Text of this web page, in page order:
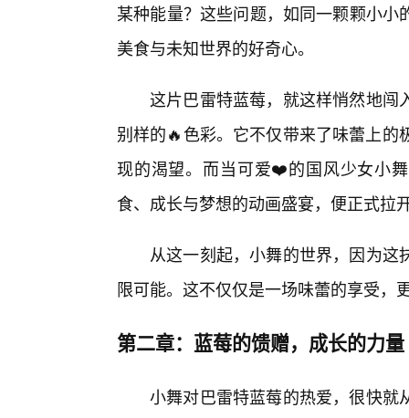
某种能量？这些问题，如同一颗颗小
美食与未知世界的好奇心。
这片巴雷特蓝莓，就这样悄然地闯
别样的🔥色彩。它不仅带来了味蕾上
现的渴望。而当可爱❤️的国风少女小
食、成长与梦想的动画盛宴，便正式拉
从这一刻起，小舞的世界，因为
限可能。这不仅仅是一场味蕾的享受，
第二章：蓝莓的馈赠，成长的力量
小舞对巴雷特蓝莓的热爱，很快就